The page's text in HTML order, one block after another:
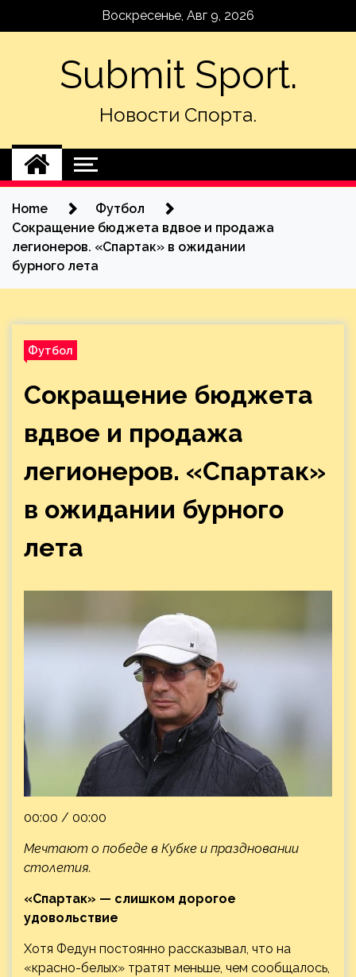
Воскресенье, Авг 9, 2026
Submit Sport.
Новости Спорта.
Home
Футбол
Сокращение бюджета вдвое и продажа
легионеров. «Спартак» в ожидании
бурного лета
Футбол
Сокращение бюджета
вдвое и продажа
легионеров. «Спартак»
в ожидании бурного
лета
00:00 / 00:00
Мечтают о победе в Кубке и праздновании
столетия.
«Спартак» — слишком дорогое
удовольствие
Хотя Федун постоянно рассказывал, что на
«красно-белых» тратят меньше, чем сообщалось,